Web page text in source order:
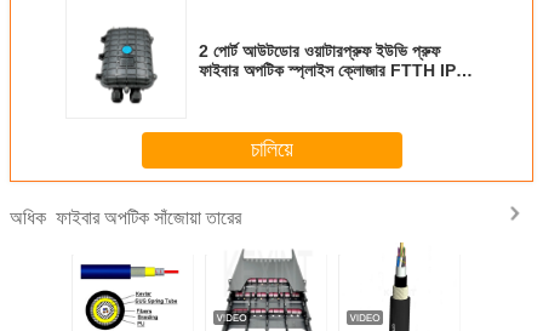
2 পোর্ট আউটডোর ওয়াটারপ্রুফ ইউভি প্রুফ
ফাইবার অপটিক স্প্লাইস ক্লোজার FTTH IP68
চালিয়ে
অধিক ফাইবার অপটিক সাঁজোয়া তারের